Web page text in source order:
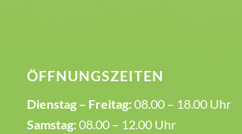
ÖFFNUNGSZEITEN
Dienstag – Freitag:08.00 – 18.00 Uhr
Samstag:08.00 – 12.00 Uhr